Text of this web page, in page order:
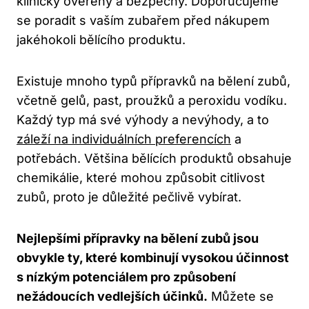
se poradit s vaším zubařem před nákupem
jakéhokoli bělícího produktu.
Existuje mnoho typů přípravků na bělení zubů,
včetně gelů, past, proužků a peroxidu vodíku.
Každý typ má své výhody a nevýhody, a to
záleží na individuálních preferencích a
potřebách. Většina bělících produktů obsahuje
chemikálie, které mohou způsobit citlivost
zubů, proto je důležité pečlivě vybírat.
Nejlepšími přípravky na bělení zubů jsou
obvykle ty, které kombinují vysokou účinnost
s nízkým potenciálem pro způsobení
nežádoucích vedlejších účinků. Můžete se